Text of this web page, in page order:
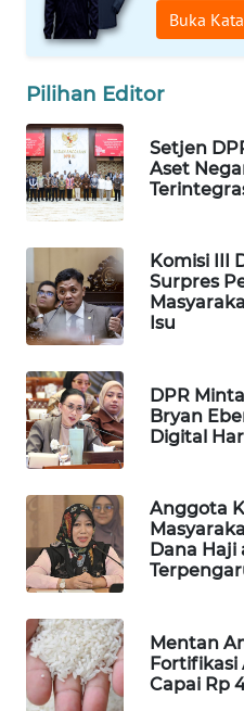
Buka
Pilihan Editor
Setjen
Aset
Komisi III
Surpres
Isu
DPR
Bryan
Digital
Anggota
Dana Haji
Mentan
Fortifikasi
Capai Rp
WAHANANEWS
ID
WAHANANEWS
WAHANANEWS
NET
WAHANA
SPORT
WAHANA
WAHANA
SELEB
WAHANA
PERSONA
WAHANA
OTOMOTIF
WAHANA
HEALTH